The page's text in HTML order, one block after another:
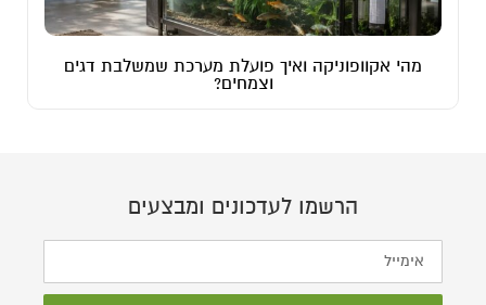
ואיך פועלת מערכת שמשלבת דגים
גידול
הרשמו לעדכונים ומבצעים